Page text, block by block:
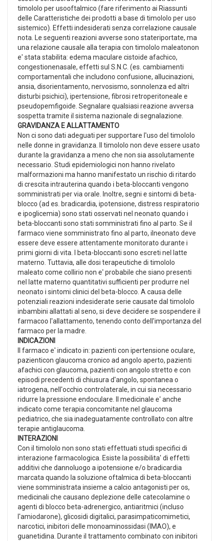
timololo per usooftalmico (fare riferimento ai Riassunti
delle Caratteristiche dei prodotti a base di timololo per uso
sistemico). Effetti indesiderati senza correlazione causale
nota. Le seguenti reazioni avverse sono stateriportate, ma
una relazione causale alla terapia con timololo maleatonon
e' stata stabilita: edema maculare cistoide afachico,
congestionenasale, effetti sul S.N.C. (es. cambiamenti
comportamentali che includono confusione, allucinazioni,
ansia, disorientamento, nervosismo, sonnolenza ed altri
disturbi psichici), ipertensione, fibrosi retroperitoneale e
pseudopemfigoide. Segnalare qualsiasi reazione avversa
sospetta tramite il sistema nazionale di segnalazione.
GRAVIDANZA E ALLATTAMENTO
Non ci sono dati adeguati per supportare l'uso del timololo
nelle donne in gravidanza. Il timololo non deve essere usato
durante la gravidanza a meno che non sia assolutamente
necessario. Studi epidemiologici non hanno rivelato
malformazioni ma hanno manifestato un rischio di ritardo
di crescita intrauterina quando i beta-bloccanti vengono
somministrati per via orale. Inoltre, segni e sintomi di beta-
blocco (ad es. bradicardia, ipotensione, distress respiratorio
e ipoglicemia) sono stati osservati nel neonato quando i
beta-bloccanti sono stati somministrati fino al parto. Se il
farmaco viene somministrato fino al parto, ilneonato deve
essere deve essere attentamente monitorato durante i
primi giorni di vita. I beta-bloccanti sono escreti nel latte
materno. Tuttavia, alle dosi terapeutiche di timololo
maleato come collirio non e' probabile che siano presenti
nel latte materno quantitativi sufficienti per produrre nel
neonato i sintomi clinici del beta-blocco. A causa delle
potenziali reazioni indesiderate serie causate dal timololo
inbambini allattati al seno, si deve decidere se sospendere il
farmacoo l'allattamento, tenendo conto dell'importanza del
farmaco per la madre.
INDICAZIONI
Il farmaco e' indicato in: pazienti con ipertensione oculare,
pazienticon glaucoma cronico ad angolo aperto, pazienti
afachici con glaucoma, pazienti con angolo stretto e con
episodi precedenti di chiusura d'angolo, spontanea o
iatrogena, nell'occhio controlaterale, in cui sia necessario
ridurre la pressione endoculare. Il medicinale e' anche
indicato come terapia concomitante nel glaucoma
pediatrico, che sia inadeguatamente controllato con altre
terapie antiglaucoma.
INTERAZIONI
Con il timololo non sono stati effettuati studi specifici di
interazione farmacologica. Esiste la possibilita' di effetti
additivi che dannoluogo a ipotensione e/o bradicardia
marcata quando la soluzione oftalmica di beta-bloccanti
viene somministrata insieme a calcio antagonisti per os,
medicinali che causano deplezione delle catecolamine o
agenti di blocco beta-adrenergico, antiaritmici (incluso
l'amiodarone), glicosidi digitalici, parasimpaticomimetici,
narcotici, inibitori delle monoaminossidasi (IMAO), e
guanetidina. Durante il trattamento combinato con inibitori